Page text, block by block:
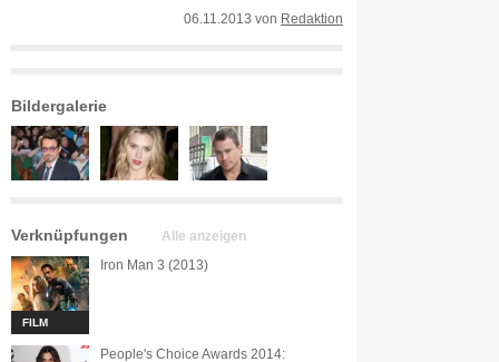
06.11.2013 von Redaktion
Bildergalerie
Verknüpfungen Alle anzeigen
FILM
Iron Man 3 (2013)
People's Choice Awards 2014: